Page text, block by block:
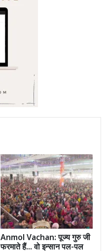
Anmol Vachan: पूज्य गुरु जी
फरमाते हैं... वो इन्सान पल-पल